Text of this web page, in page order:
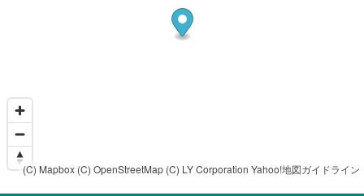
(C) Mapbox (C) OpenStreetMap (C) LY Corporation Yahoo!地図ガイドライン